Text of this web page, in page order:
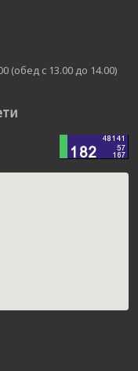
(обед с 13.00 до 14.00)